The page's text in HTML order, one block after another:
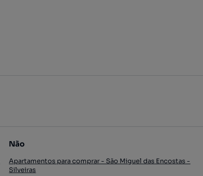
Não
Apartamentos para comprar - São Miguel das Encostas -
Silveiras